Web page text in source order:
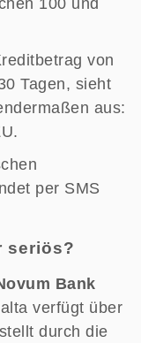
100 und
von
Tagen, sieht
aus:
per SMS
seriös?
Bank
verfügt über
durch die